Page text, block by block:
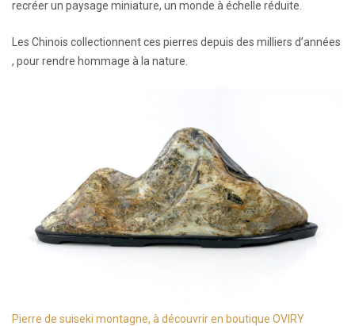
recréer un paysage miniature, un monde à échelle réduite.
Les Chinois collectionnent ces pierres depuis des milliers d’années
, pour rendre hommage à la nature.
Pierre de suiseki montagne, à découvrir en boutique OVIRY